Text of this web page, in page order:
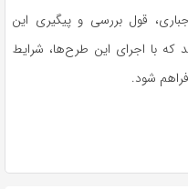
قول بررسی و پیگیری این
که با اجرای این طرح‌ها، شرایط
شود.